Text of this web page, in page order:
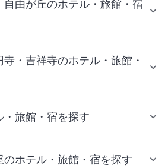
由が丘のホテル・旅館・宿
・吉祥寺のホテル・旅館・
・旅館・宿を探す
ホテル・旅館・宿を探す